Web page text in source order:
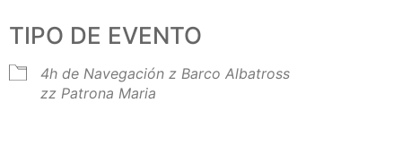
TIPO DE EVENTO
4h de Navegación z Barco Albatross
zz Patrona Maria